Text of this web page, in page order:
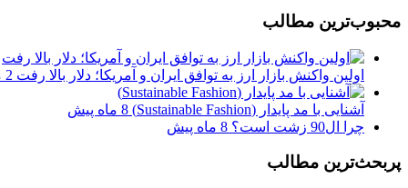
محبوب‌ترین مطالب
اولین واکنش بازار ارز به توافق ایران و آمریکا؛ دلار بالا رفت 2 ماه پیش
آشنایی با مد پایدار (Sustainable Fashion)
8 ماه پیش
چرا ال90 زشت است؟
8 ماه پیش
پربحث‌ترین مطالب